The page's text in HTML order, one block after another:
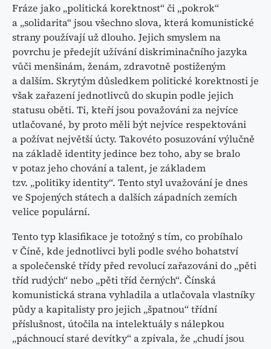
Fráze jako „politická korektnost“ či „pokrok“
a „solidarita“ jsou všechno slova, která komunistické
strany používají už dlouho. Jejich smyslem na
povrchu je předejít užívání diskriminačního jazyka
vůči menšinám, ženám, zdravotně postiženým
a dalším. Skrytým důsledkem politické korektnosti je
však zařazení jednotlivců do skupin podle jejich
statusu oběti. Ti, kteří jsou považováni za nejvíce
utlačované, by proto měli být nejvíce respektováni
a požívat největší úcty. Takovéto posuzování výlučně
na základě identity jedince bez toho, aby se bralo
v potaz jeho chování a talent, je základem
tzv. „politiky identity“. Tento styl uvažování je dnes
ve Spojených státech a dalších západních zemích
velice populární.
Tento typ klasifikace je totožný s tím, co probíhalo
v Číně, kde jednotlivci byli podle svého bohatství
a společenské třídy před revolucí zařazováni do „pěti
tříd rudých“ nebo „pěti tříd černých“. Čínská
komunistická strana vyhladila a utlačovala vlastníky
půdy a kapitalisty pro jejich „špatnou“ třídní
příslušnost, útočila na intelektuály s nálepkou
„páchnoucí staré devítky“ a zpívala, že „chudí jsou